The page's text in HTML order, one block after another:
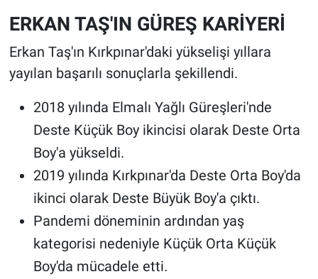
ERKAN TAŞ'IN GÜREŞ KARİYERİ
Erkan Taş'ın Kırkpınar'daki yükselişi yıllara
yayılan başarılı sonuçlarla şekillendi.
2018 yılında Elmalı Yağlı Güreşleri'nde
Deste Küçük Boy ikincisi olarak Deste Orta
Boy'a yükseldi.
2019 yılında Kırkpınar'da Deste Orta Boy'da
ikinci olarak Deste Büyük Boy'a çıktı.
Pandemi döneminin ardından yaş
kategorisi nedeniyle Küçük Orta Küçük
Boy'da mücadele etti.